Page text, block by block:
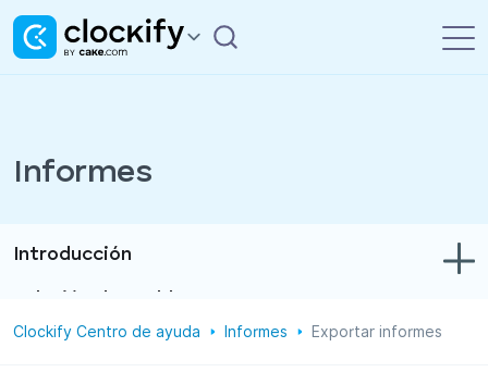
Informes
Introducción
Control de tiempo y gastos
Clockify Centro de ayuda Informes Exportar informes